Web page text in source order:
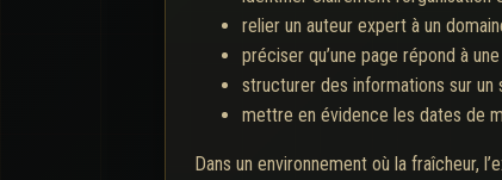
relier un auteur expert à un
préciser qu’une page répond à
structurer des informations sur un
mettre en évidence les dates de
Dans un environnement où la fraîcheur,